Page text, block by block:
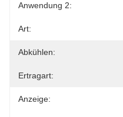
Anwendung 2:
Art:
Abkühlen:
Ertragart:
Anzeige: